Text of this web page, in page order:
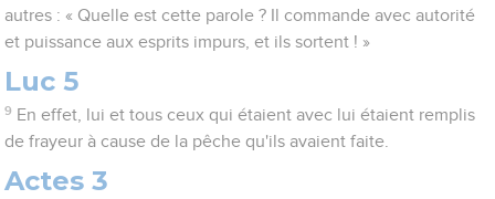
autres : « Quelle est cette parole ? Il commande avec autorité
et puissance aux esprits impurs, et ils sortent ! »
Luc 5
9 En effet, lui et tous ceux qui étaient avec lui étaient remplis
de frayeur à cause de la pêche qu'ils avaient faite.
Actes 3